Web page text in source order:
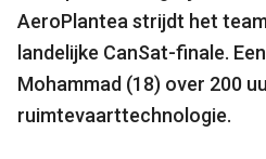
AeroPlantea strijdt het
landelijke CanSat-finale.
Mohammad (18) over 200
ruimtevaarttechnologie.